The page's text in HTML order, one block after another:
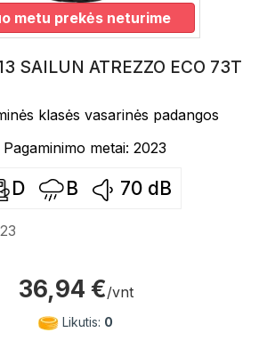
metu prekės neturime
SAILUN ATREZZO ECO 73T
klasės vasarinės padangos
Pagaminimo metai: 2023
D B 70 dB
36,94 €/vnt
Likutis: 0